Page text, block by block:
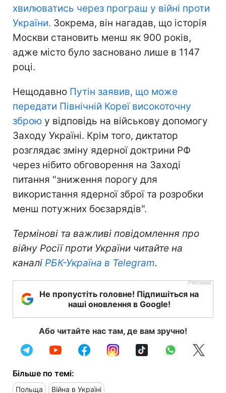
хвилюватись через програш у війні проти
України. Зокрема, він нагадав, що історія
Москви становить менш як 900 років,
адже місто було засновано лише в 1147
році.
Нещодавно Путін заявив, що може
передати Північній Кореї високоточну
зброю у відповідь на військову допомогу
Заходу Україні. Крім того, диктатор
розглядає зміну ядерної доктрини РФ
через нібито обговорення на Заході
питання "зниження порогу для
використання ядерної зброї та розробки
менш потужних боєзарядів".
Термінові та важливі повідомлення про
війну Росії проти України читайте на
каналі РБК-Україна в Telegram.
Не пропустіть головне! Підпишіться на
наші оновлення в Google!
Або читайте нас там, де вам зручно!
Більше по темі:
Польща Війна в Україні